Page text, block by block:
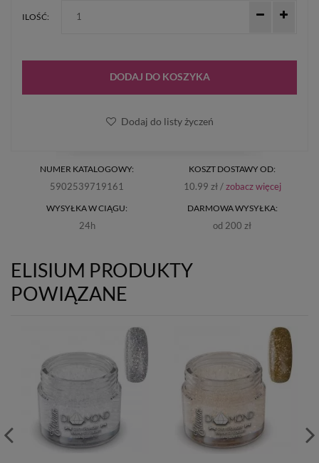
NUMER KATALOGOWY:
5902539719161
WYSYŁKA W CIĄGU:
24h
KOSZT DOSTAWY OD:
10.99 zł /zobacz więcej
DARMOWA WYSYŁKA:
od 200 zł
ILOŚĆ:
DODAJ DO KOSZYKA
Dodaj do listy życzeń
ELISIUM PRODUKTY
POWIĄZANE